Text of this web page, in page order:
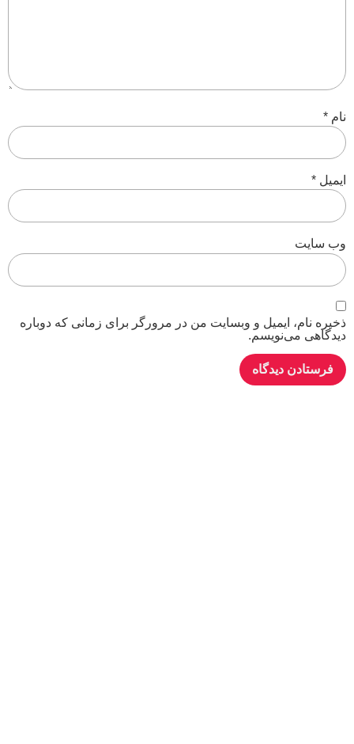
نام *
ایمیل *
وب‌ سایت
ذخیره نام، ایمیل و وبسایت من در مرورگر برای زمانی که دوباره
دیدگاهی می‌نویسم.